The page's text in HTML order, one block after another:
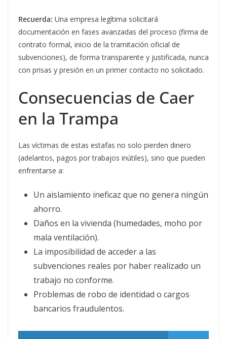
Recuerda: Una empresa legítima solicitará
documentación en fases avanzadas del proceso (firma de
contrato formal, inicio de la tramitación oficial de
subvenciones), de forma transparente y justificada, nunca
con prisas y presión en un primer contacto no solicitado.
Consecuencias de Caer
en la Trampa
Las víctimas de estas estafas no solo pierden dinero
(adelantos, pagos por trabajos inútiles), sino que pueden
enfrentarse a:
Un aislamiento ineficaz que no genera ningún
ahorro.
Daños en la vivienda (humedades, moho por
mala ventilación).
La imposibilidad de acceder a las
subvenciones reales por haber realizado un
trabajo no conforme.
Problemas de robo de identidad o cargos
bancarios fraudulentos.